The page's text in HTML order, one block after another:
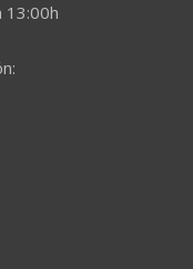
13:00h